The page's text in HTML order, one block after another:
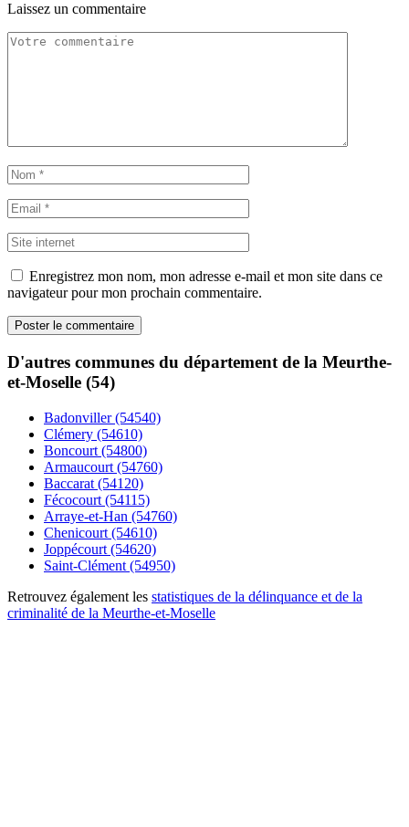
Laissez un commentaire
Enregistrez mon nom, mon adresse e-mail et mon site dans ce
navigateur pour mon prochain commentaire.
D'autres communes du département de la Meurthe-
et-Moselle (54)
Badonviller (54540)
Clémery (54610)
Boncourt (54800)
Armaucourt (54760)
Baccarat (54120)
Fécocourt (54115)
Arraye-et-Han (54760)
Chenicourt (54610)
Joppécourt (54620)
Saint-Clément (54950)
Retrouvez également les statistiques de la délinquance et de la
criminalité de la Meurthe-et-Moselle